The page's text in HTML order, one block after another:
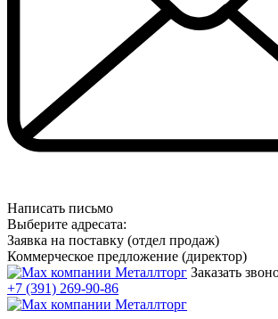
Написать письмо
Выберите адресата:
Заявка на поставку (отдел продаж)
Коммерческое предложение (директор)
Заказать
+7 (391) 269-90-86